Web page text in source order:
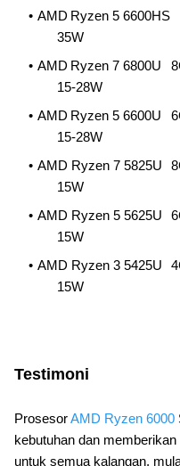
AMD Ryzen 5 6600HS
35W
AMD Ryzen 7 6800U
15-28W
AMD Ryzen 5 6600U
15-28W
AMD Ryzen 7 5825U
15W
AMD Ryzen 5 5625U
15W
AMD Ryzen 3 5425U
15W
Testimoni
ProsesorAMD Ryzen 6000
kebutuhan dan
untuk semua kalangan,